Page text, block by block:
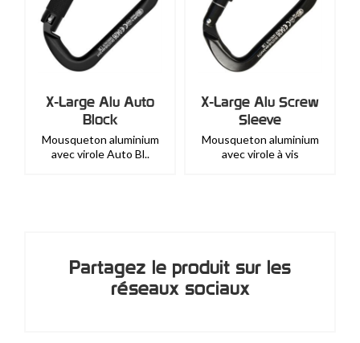
X-Large Alu Auto
Block
Mousqueton aluminium
avec virole Auto Bl..
X-Large Alu Screw
Sleeve
Mousqueton aluminium
avec virole à vis
Partagez le produit sur les
réseaux sociaux